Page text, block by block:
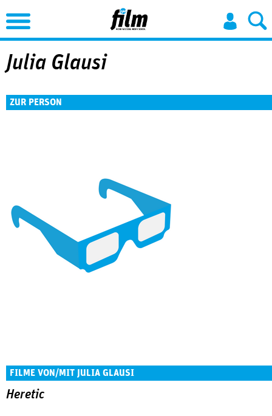
Jump to Navigation
Julia Glausi
ZUR PERSON
FILME VON/MIT JULIA GLAUSI
Heretic